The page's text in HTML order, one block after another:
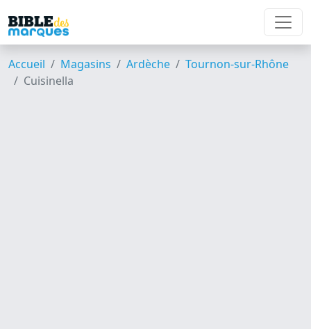
Accueil Magasins Ardèche
Tournon-sur-Rhône
Cuisinella